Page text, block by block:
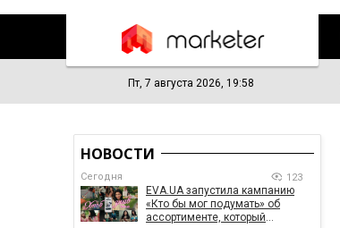
Пт, 7 августа 2026, 19:58
НОВОСТИ
Сегодня 123
EVA.UA запустила кампанию
«Кто бы мог подумать» об
ассортименте, который